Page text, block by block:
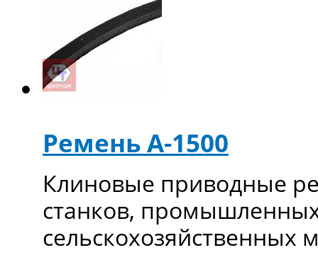
Ремень А-1500
Клиновые приводные
станков,